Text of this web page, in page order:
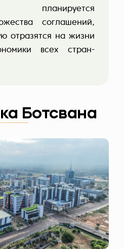
планируется
соглашений,
отразятся на жизни
всех стран-
Ботсвана